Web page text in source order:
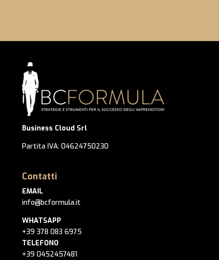
Business Cloud Srl
Partita IVA: 04624750230
Contatti
EMAIL
info@bcformula.it
WHATSAPP
+39 378 083 6975
TELEFONO
+39 0452457481